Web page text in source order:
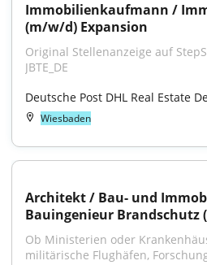
Immobilienkaufmann /
(m/w/d) Expansion
Original Stellenanzeige auf
JBTE_DE
Deutsche Post DHL Real Estate
Wiesbaden
Architekt / Bau- und
Bauingenieur Brandschutz
Ob Ministerien oder
militärische Flughäfen,